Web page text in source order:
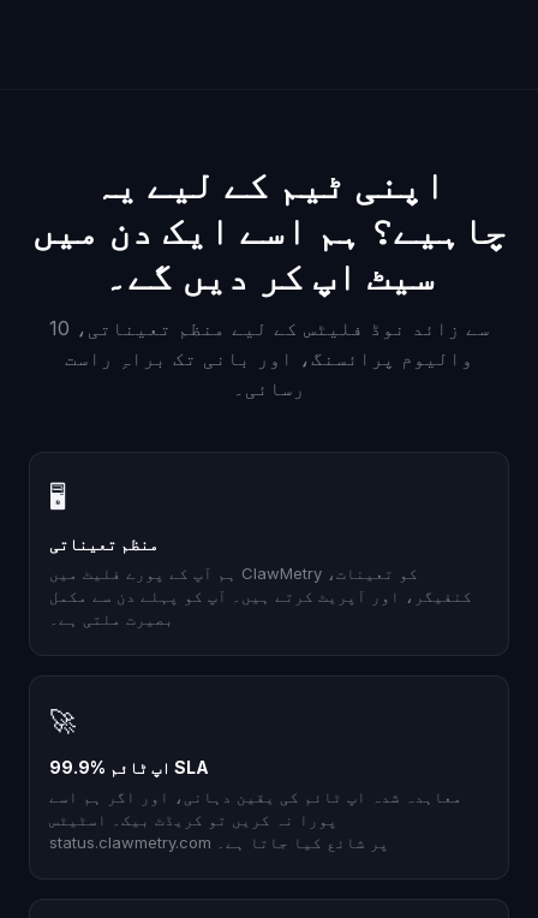
اپنی ٹیم کے لیے یہ
چاہیے؟ ہم اسے ایک دن میں
سیٹ اپ کر دیں گے۔
10 سے زائد نوڈ فلیٹس کے لیے منظم تعیناتی،
والیوم پرائسنگ، اور بانی تک براہِ راست
رسائی۔
🖥
منظم تعیناتی
ہم آپ کے پورے فلیٹ میں ClawMetry کو تعینات،
کنفیگر، اور آپریٹ کرتے ہیں۔ آپ کو پہلے دن سے مکمل
بصیرت ملتی ہے۔
🚀
99.9% اپ ٹائم SLA
معاہدہ شدہ اپ ٹائم کی یقین دہانی، اور اگر ہم اسے
پورا نہ کریں تو کریڈٹ بیک۔ اسٹیٹس
status.clawmetry.com پر شائع کیا جاتا ہے۔